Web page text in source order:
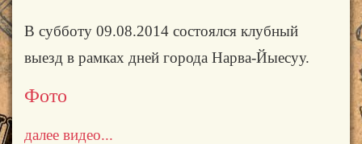
В субботу 09.08.2014 состоялся клубный
выезд в рамках дней города Нарва-Йыесуу.
Фото
далее видео...